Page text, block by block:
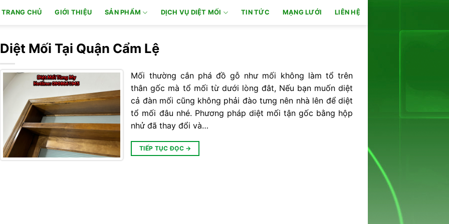
TRANG CHỦ GIỚI THIỆU SẢN PHẨM DỊCH VỤ DIỆT MỐI TIN TỨC MẠNG LƯỚI LIÊN HỆ
Diệt Mối Tại Quận Cẩm Lệ
Mối thường cắn phá đồ gỗ như mối không làm tổ trên
thân gốc mà tổ mối từ dưới lòng đât, Nếu bạn muốn diệt
cả đàn mối cũng không phải đào tưng nên nhà lên để diệt
tổ mối đâu nhé. Phương pháp diệt mối tận gốc bằng hộp
nhử đã thay đổi và…
TIẾP TỤC ĐỌC →